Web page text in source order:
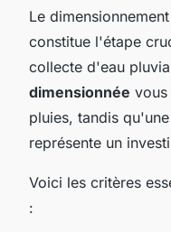
Le
constitue l'étape
collecte d'eau
dimensionnée
pluies, tandis
représente un
Voici les critères
: